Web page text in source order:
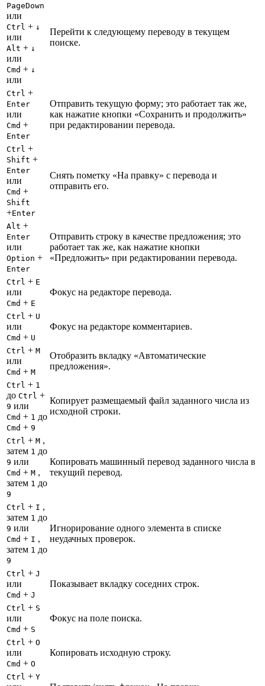
PageDown
или
Ctrl + ↓
или
Alt + ↓
или
Cmd + ↓
или
Перейти к следующему переводу в текущем
поиске.
Ctrl +
Enter
или
Cmd +
Enter
Отправить текущую форму; это работает так же,
как нажатие кнопки «Сохранить и продолжить»
при редактировании перевода.
Ctrl +
Shift +
Enter
или
Cmd +
Shift
+Enter
Снять пометку «На правку» с перевода и
отправить его.
Alt +
Enter
или
Option +
Enter
Отправить строку в качестве предложения; это
работает так же, как нажатие кнопки
«Предложить» при редактировании перевода.
Ctrl + E
или
Cmd + E
Фокус на редакторе перевода.
Ctrl + U
или
Cmd + U
Фокус на редакторе комментариев.
Ctrl + M
или
Cmd + M
Отобразить вкладку «Автоматические
предложения».
Ctrl + 1
до Ctrl +
9 или
Cmd + 1 до
Cmd + 9
Копирует размещаемый файл заданного числа из
исходной строки.
Ctrl + M ,
затем 1 до
9 или
Cmd + M ,
затем 1 до
9
Копировать машинный перевод заданного числа в
текущий перевод.
Ctrl + I ,
затем 1 до
9 или
Cmd + I ,
затем 1 до
9
Игнорирование одного элемента в списке
неудачных проверок.
Ctrl + J
или
Cmd + J
Показывает вкладку соседних строк.
Ctrl + S
или
Cmd + S
Фокус на поле поиска.
Ctrl + O
или
Cmd + O
Копировать исходную строку.
Ctrl + Y